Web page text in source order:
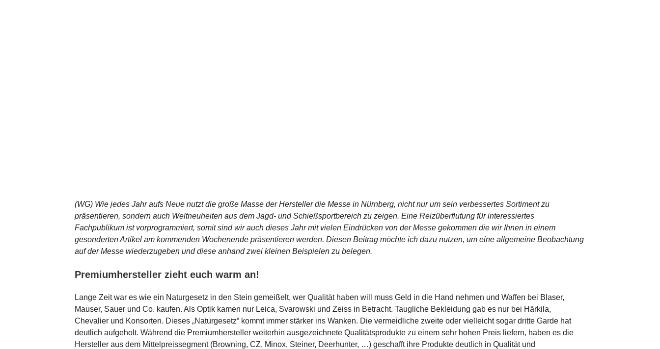
(WG) Wie jedes Jahr aufs Neue nutzt die große Masse der Hersteller die Messe in Nürnberg, nicht nur um sein verbessertes Sortiment zu
präsentieren, sondern auch Weltneuheiten aus dem Jagd- und Schießsportbereich zu zeigen. Eine Reizüberflutung für interessiertes
Fachpublikum ist vorprogrammiert, somit sind wir auch dieses Jahr mit vielen Eindrücken von der Messe gekommen die wir Ihnen in einem
gesonderten Artikel am kommenden Wochenende präsentieren werden. Diesen Beitrag möchte ich dazu nutzen, um eine allgemeine Beobachtung
auf der Messe wiederzugeben und diese anhand zwei kleinen Beispielen zu belegen.
Premiumhersteller zieht euch warm an!
Lange Zeit war es wie ein Naturgesetz in den Stein gemeißelt, wer Qualität haben will muss Geld in die Hand nehmen und Waffen bei Blaser,
Mauser, Sauer und Co. kaufen. Als Optik kamen nur Leica, Svarowski und Zeiss in Betracht. Taugliche Bekleidung gab es nur bei Härkila,
Chevalier und Konsorten. Dieses „Naturgesetz“ kommt immer stärker ins Wanken. Die vermeidliche zweite oder vielleicht sogar dritte Garde hat
deutlich aufgeholt. Während die Premiumhersteller weiterhin ausgezeichnete Qualitätsprodukte zu einem sehr hohen Preis liefern, haben es die
Hersteller aus dem Mittelpreissegment (Browning, CZ, Minox, Steiner, Deerhunter, …) geschafft ihre Produkte deutlich in Qualität und